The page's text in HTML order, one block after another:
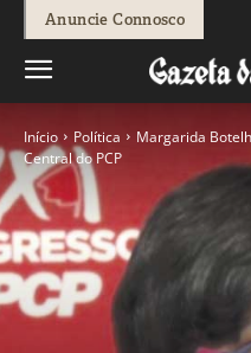
Anuncie Connosco
Início Política
Margarida
Central do PCP